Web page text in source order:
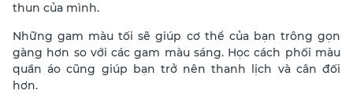
thun của mình.
Những gam màu tối sẽ giúp cơ thể của bạn trông gọn
gàng hơn so với các gam màu sáng. Học cách phối màu
quần áo cũng giúp bạn trở nên thanh lịch và cân đối
hơn.